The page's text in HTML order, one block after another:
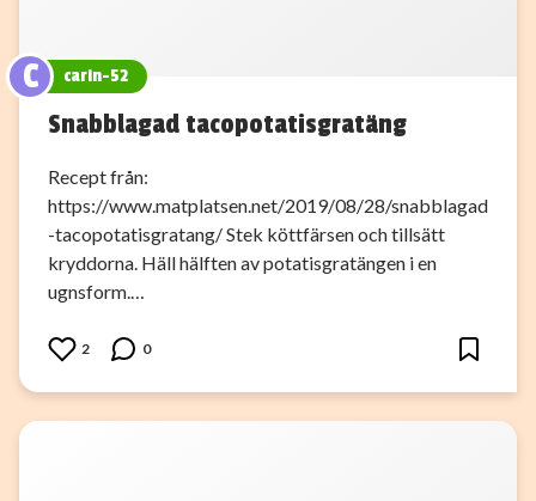
C carin-52
Snabblagad tacopotatisgratäng
Recept från:
https://www.matplatsen.net/2019/08/28/snabblagad
-tacopotatisgratang/ Stek köttfärsen och tillsätt
kryddorna. Häll hälften av potatisgratängen i en
ugnsform.…
2 0